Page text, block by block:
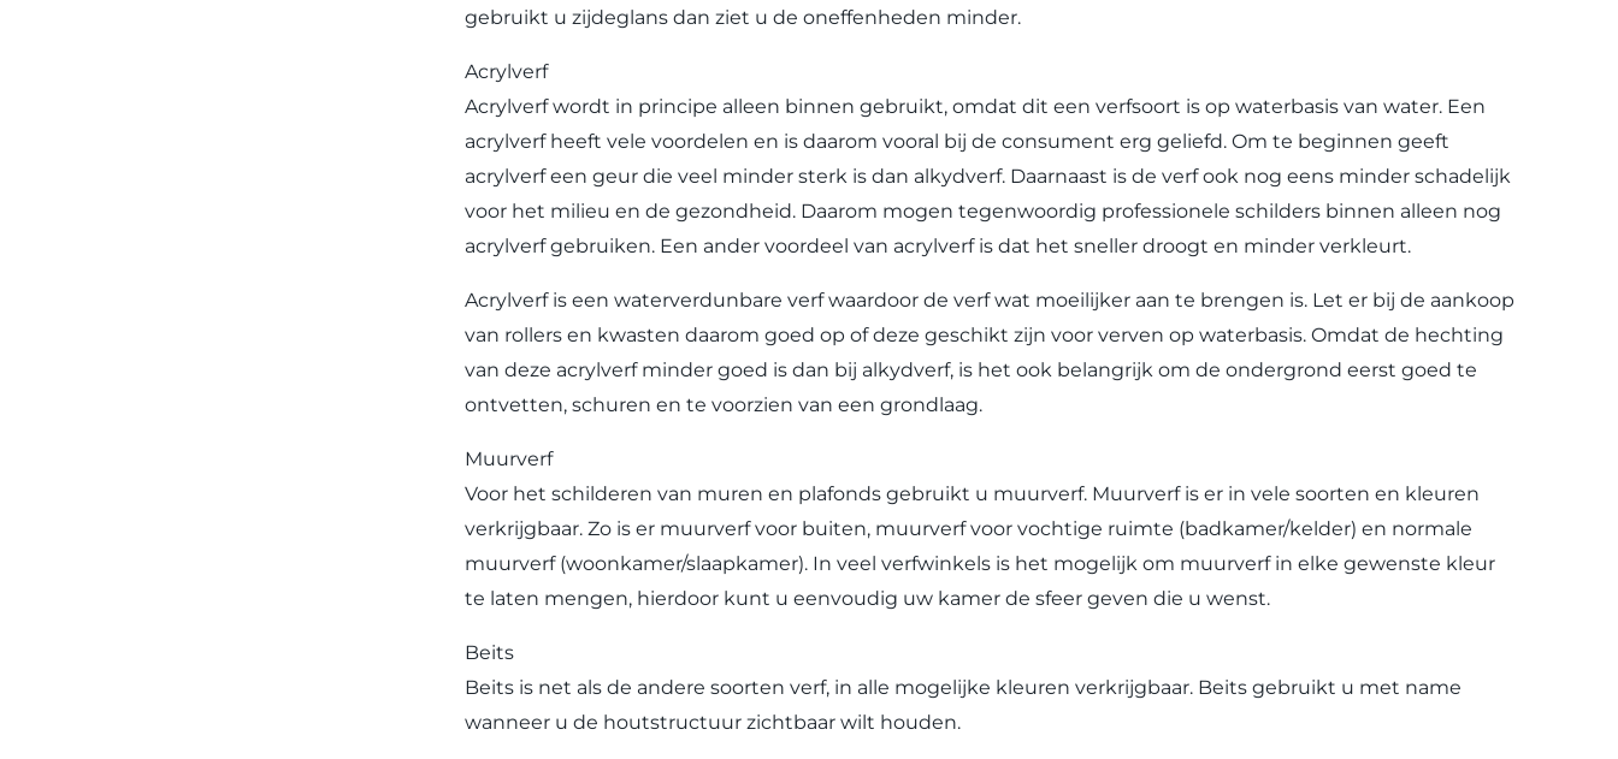
gebruikt u zijdeglans dan ziet u de oneffenheden minder.
Acrylverf
Acrylverf wordt in principe alleen binnen gebruikt, omdat dit een verfsoort is op waterbasis van water. Een
acrylverf heeft vele voordelen en is daarom vooral bij de consument erg geliefd. Om te beginnen geeft
acrylverf een geur die veel minder sterk is dan alkydverf. Daarnaast is de verf ook nog eens minder schadelijk
voor het milieu en de gezondheid. Daarom mogen tegenwoordig professionele schilders binnen alleen nog
acrylverf gebruiken. Een ander voordeel van acrylverf is dat het sneller droogt en minder verkleurt.
Acrylverf is een waterverdunbare verf waardoor de verf wat moeilijker aan te brengen is. Let er bij de aankoop
van rollers en kwasten daarom goed op of deze geschikt zijn voor verven op waterbasis. Omdat de hechting
van deze acrylverf minder goed is dan bij alkydverf, is het ook belangrijk om de ondergrond eerst goed te
ontvetten, schuren en te voorzien van een grondlaag.
Muurverf
Voor het schilderen van muren en plafonds gebruikt u muurverf. Muurverf is er in vele soorten en kleuren
verkrijgbaar. Zo is er muurverf voor buiten, muurverf voor vochtige ruimte (badkamer/kelder) en normale
muurverf (woonkamer/slaapkamer). In veel verfwinkels is het mogelijk om muurverf in elke gewenste kleur
te laten mengen, hierdoor kunt u eenvoudig uw kamer de sfeer geven die u wenst.
Beits
Beits is net als de andere soorten verf, in alle mogelijke kleuren verkrijgbaar. Beits gebruikt u met name
wanneer u de houtstructuur zichtbaar wilt houden.